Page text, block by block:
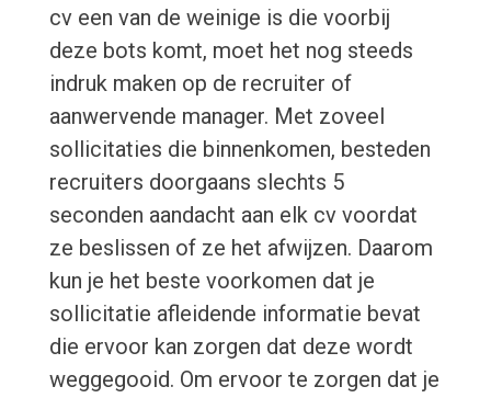
cv een van de weinige is die voorbij
deze bots komt, moet het nog steeds
indruk maken op de recruiter of
aanwervende manager. Met zoveel
sollicitaties die binnenkomen, besteden
recruiters doorgaans slechts 5
seconden aandacht aan elk cv voordat
ze beslissen of ze het afwijzen. Daarom
kun je het beste voorkomen dat je
sollicitatie afleidende informatie bevat
die ervoor kan zorgen dat deze wordt
weggegooid. Om ervoor te zorgen dat je